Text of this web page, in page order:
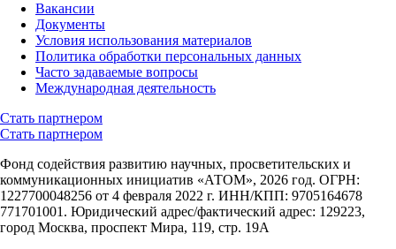
Вакансии
Документы
Условия использования материалов
Политика обработки персональных данных
Часто задаваемые вопросы
Международная деятельность
Стать партнером
Стать партнером
Фонд содействия развитию научных, просветительских и
коммуникационных инициатив «АТОМ», 2026 год. ОГРН:
1227700048256 от 4 февраля 2022 г. ИНН/КПП: 9705164678
771701001. Юридический адрес/фактический адрес: 129223,
город Москва, проспект Мира, 119, стр. 19А